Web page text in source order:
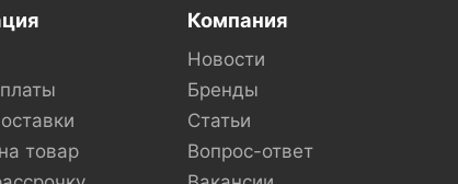
товар
Компания
Новости
Бренды
Статьи
Вопрос-ответ